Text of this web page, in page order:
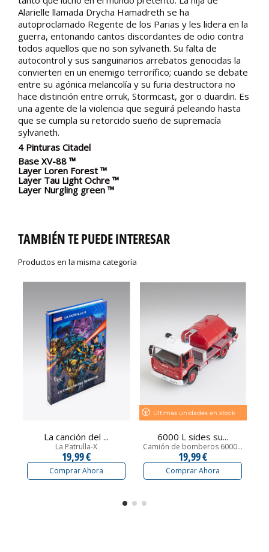
Alarielle llamada Drycha Hamadreth se ha
autoproclamado Regente de los Parias y les lidera en la
guerra, entonando cantos discordantes de odio contra
todos aquellos que no son sylvaneth. Su falta de
autocontrol y sus sanguinarios arrebatos genocidas la
convierten en un enemigo terrorífico; cuando se debate
entre su agónica melancolía y su furia destructora no
hace distinción entre orruk, Stormcast, gor o duardin. Es
una agente de la violencia que seguirá peleando hasta
que se cumpla su retorcido sueño de supremacía
sylvaneth.
4 Pinturas Citadel
Base XV-88 ™
Layer Loren Forest ™
Layer Tau Light Ochre ™
Layer Nurgling green ™
TAMBIÉN TE PUEDE INTERESAR
Productos en la misma categoría
La canción del ...
La Patrulla-X
19,99 €
Comprar Ahora
Últimas unidades en stock
6000 L sides su...
Camión de bomberos 6000...
19,99 €
Comprar Ahora